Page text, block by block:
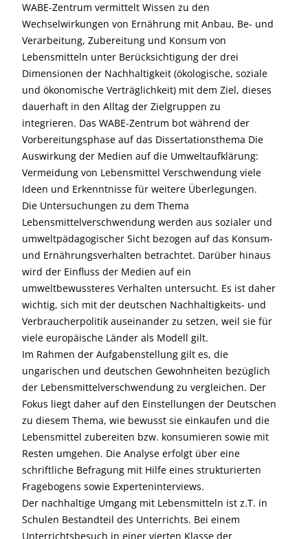
WABE-Zentrum vermittelt Wissen zu den
Wechselwirkungen von Ernährung mit Anbau, Be- und
Verarbeitung, Zubereitung und Konsum von
Lebensmitteln unter Berücksichtigung der drei
Dimensionen der Nachhaltigkeit (ökologische, soziale
und ökonomische Verträglichkeit) mit dem Ziel, dieses
dauerhaft in den Alltag der Zielgruppen zu
integrieren. Das WABE-Zentrum bot während der
Vorbereitungsphase auf das Dissertationsthema Die
Auswirkung der Medien auf die Umweltaufklärung:
Vermeidung von Lebensmittel Verschwendung viele
Ideen und Erkenntnisse für weitere Überlegungen.
Die Untersuchungen zu dem Thema
Lebensmittelverschwendung werden aus sozialer und
umweltpädagogischer Sicht bezogen auf das Konsum-
und Ernährungsverhalten betrachtet. Darüber hinaus
wird der Einfluss der Medien auf ein
umweltbewussteres Verhalten untersucht. Es ist daher
wichtig, sich mit der deutschen Nachhaltigkeits- und
Verbraucherpolitik auseinander zu setzen, weil sie für
viele europäische Länder als Modell gilt.
Im Rahmen der Aufgabenstellung gilt es, die
ungarischen und deutschen Gewohnheiten bezüglich
der Lebensmittelverschwendung zu vergleichen. Der
Fokus liegt daher auf den Einstellungen der Deutschen
zu diesem Thema, wie bewusst sie einkaufen und die
Lebensmittel zubereiten bzw. konsumieren sowie mit
Resten umgehen. Die Analyse erfolgt über eine
schriftliche Befragung mit Hilfe eines strukturierten
Fragebogens sowie Experteninterviews.
Der nachhaltige Umgang mit Lebensmitteln ist z.T. in
Schulen Bestandteil des Unterrichts. Bei einem
Unterrichtsbesuch in einer vierten Klasse der